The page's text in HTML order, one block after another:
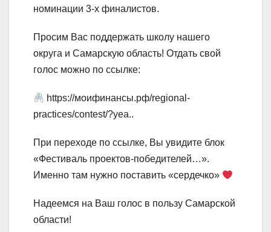
номинации 3-х финалистов.
Просим Вас поддержать школу нашего
округа и Самарскую область! Отдать свой
голос можно по ссылке:
https://моифинансы.рф/regional-
practices/contest/?yea..
При переходе по ссылке, Вы увидите блок
«Фестиваль проектов-победителей…».
Именно там нужно поставить «сердечко»
Надеемся на Ваш голос в пользу Самарской
области!